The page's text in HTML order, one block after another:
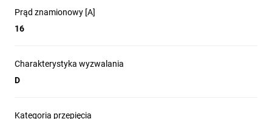
Prąd znamionowy [A]
16
Charakterystyka wyzwalania
D
Kategoria przepięcia